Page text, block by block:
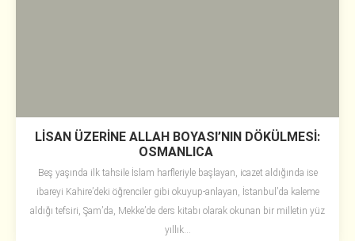
LİSAN ÜZERİNE ALLAH BOYASI’NIN DÖKÜLMESİ:
OSMANLICA
Beş yaşında ilk tahsile İslam harfleriyle başlayan, icazet aldığında ise
ibareyi Kahire’deki öğrenciler gibi okuyup-anlayan, İstanbul’da kaleme
aldığı tefsiri, Şam’da, Mekke’de ders kitabı olarak okunan bir milletin yüz
yıllık...